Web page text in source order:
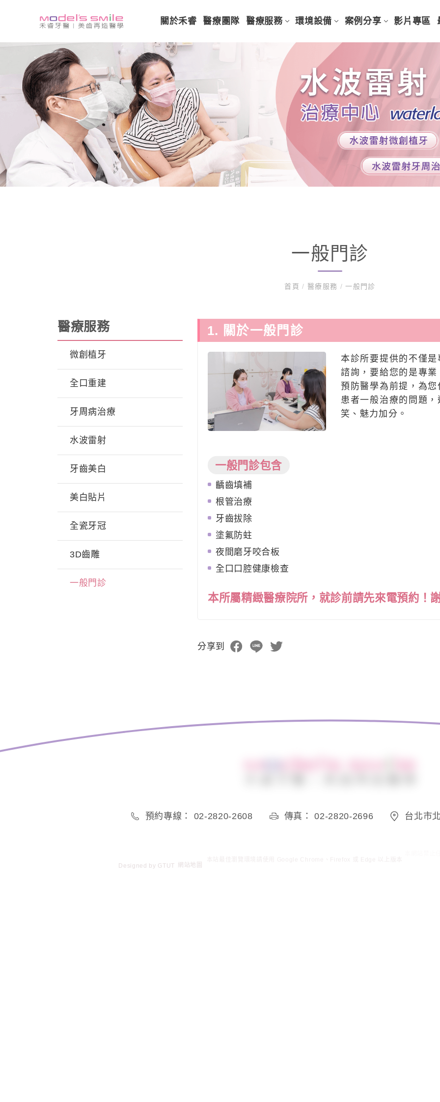
關於禾睿 醫療團隊 醫療服務 環境設備 案例分享 影片專區
一般門診
首頁/ 醫療服務 / 一般門診
醫療服務
微創植牙
全口重建
牙周病治療
水波雷射
牙齒美白
美白貼片
全瓷牙冠
3D齒雕
一般門診
1. 關於一般門診
本診所要提供的不僅
諮詢，要給您的是專
預防醫學為前提，為
患者一般治療的問題
笑、魅力加分。
一般門診包含
齲齒填補
根管治療
牙齒拔除
塗氟防蛀
夜間磨牙咬合板
全口口腔健康檢查
本所屬精緻醫療院所，就診前請先來電預約！
分享到
預約專線： 02-2820-2608 傳真： 02-2820-2696 台北市
Designed by GTUT 網站地圖